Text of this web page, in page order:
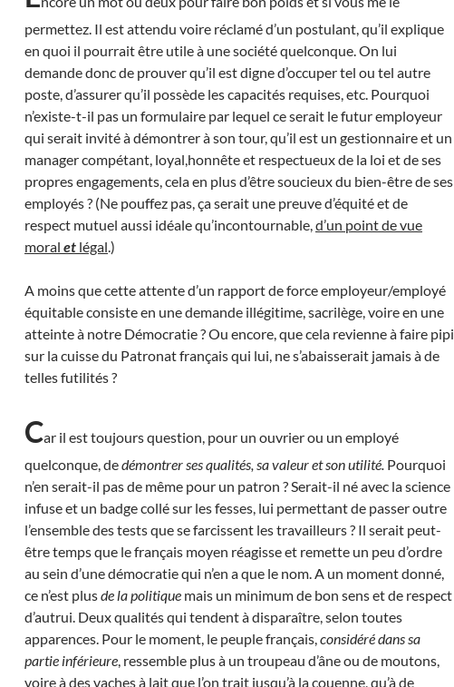
permettez. Il est attendu voire réclamé d’un postulant, qu’il explique
en quoi il pourrait être utile à une société quelconque. On lui
demande donc de prouver qu’il est digne d’occuper tel ou tel autre
poste, d’assurer qu’il possède les capacités requises, etc. Pourquoi
n’existe-t-il pas un formulaire par lequel ce serait le futur employeur
qui serait invité à démontrer à son tour, qu’il est un gestionnaire et un
manager compétant, loyal,honnête et respectueux de la loi et de ses
propres engagements, cela en plus d’être soucieux du bien-être de ses
employés ? (Ne pouffez pas, ça serait une preuve d’équité et de
respect mutuel aussi idéale qu’incontournable,d’un point de vue
moral et légal.)
A moins que cette attente d’un rapport de force employeur/employé
équitable consiste en une demande illégitime, sacrilège, voire en une
atteinte à notre Démocratie ? Ou encore, que cela revienne à faire pipi
sur la cuisse du Patronat français qui lui, ne s’abaisserait jamais à de
telles futilités ?
Car il est toujours question, pour un ouvrier ou un employé
quelconque, dedémontrer ses qualités, sa valeur et son utilité. Pourquoi
n’en serait-il pas de même pour un patron ? Serait-il né avec la science
infuse et un badge collé sur les fesses, lui permettant de passer outre
l’ensemble des tests que se farcissent les travailleurs ? Il serait peut-
être temps que le français moyen réagisse et remette un peu d’ordre
au sein d’une démocratie qui n’en a que le nom. A un moment donné,
ce n’est plusde la politique mais un minimum de bon sens et de respect
d’autrui. Deux qualités qui tendent à disparaître, selon toutes
apparences. Pour le moment, le peuple français,considéré dans sa
partie inférieure, ressemble plus à un troupeau d’âne ou de moutons,
voire à des vaches à lait que l’on trait jusqu’à la couenne, qu’à de